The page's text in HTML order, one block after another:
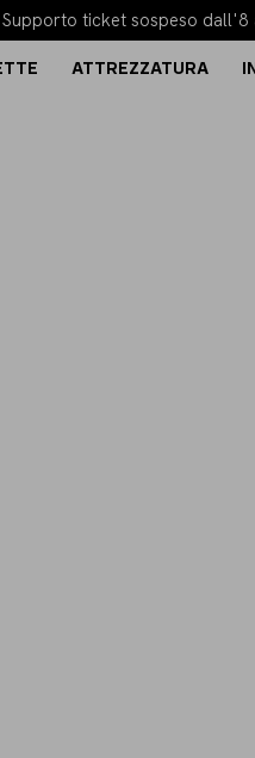
ticket sospeso
ATTREZZATURA